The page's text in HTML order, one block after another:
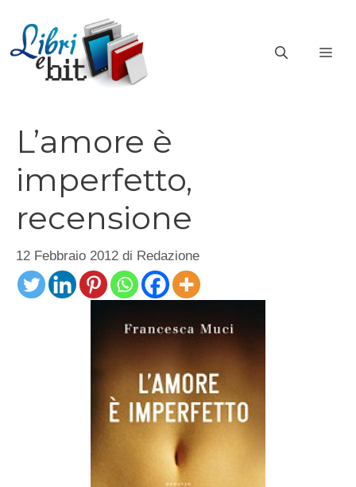
contenuto
L’amore è
imperfetto,
recensione
12 Febbraio 2012 di Redazione